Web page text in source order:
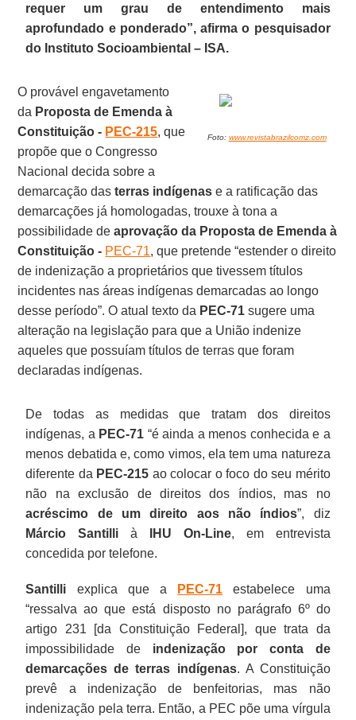
requer um grau de entendimento mais
aprofundado e ponderado”, afirma o pesquisador
do Instituto Socioambiental – ISA.
Foto: www.revistabrazilcomz.com
O provável engavetamento
da Proposta de Emenda à
Constituição - PEC-215, que
propõe que o Congresso
Nacional decida sobre a
demarcação das terras indígenas e a ratificação das
demarcações já homologadas, trouxe à tona a
possibilidade deaprovação da Proposta de Emenda à
Constituição - PEC-71, que pretende “estender o direito
de indenização a proprietários que tivessem títulos
incidentes nas áreas indígenas demarcadas ao longo
desse período”. O atual texto da PEC-71 sugere uma
alteração na legislação para que a União indenize
aqueles que possuíam títulos de terras que foram
declaradas indígenas.
De todas as medidas que tratam dos direitos
indígenas, a PEC-71 “é ainda a menos conhecida e a
menos debatida e, como vimos, ela tem uma natureza
diferente da PEC-215 ao colocar o foco do seu mérito
não na exclusão de direitos dos índios, mas no
acréscimo de um direito aos não índios”, diz
Márcio Santilli à IHU On-Line, em entrevista
concedida por telefone.
Santilli explica que a PEC-71 estabelece uma
“ressalva ao que está disposto no parágrafo 6º do
artigo 231 [da Constituição Federal], que trata da
impossibilidade de indenização por conta de
demarcações de terras indígenas. A Constituição
prevê a indenização de benfeitorias, mas não
indenização pela terra. Então, a PEC põe uma vírgula